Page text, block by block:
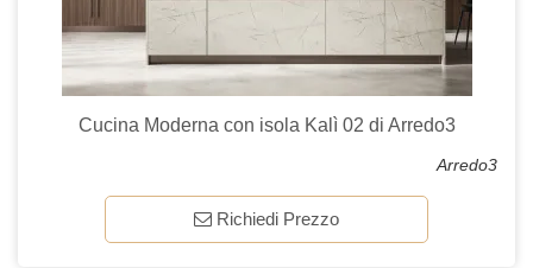
Cucina Moderna con isola Kalì 02 di Arredo3
Arredo3
Richiedi Prezzo